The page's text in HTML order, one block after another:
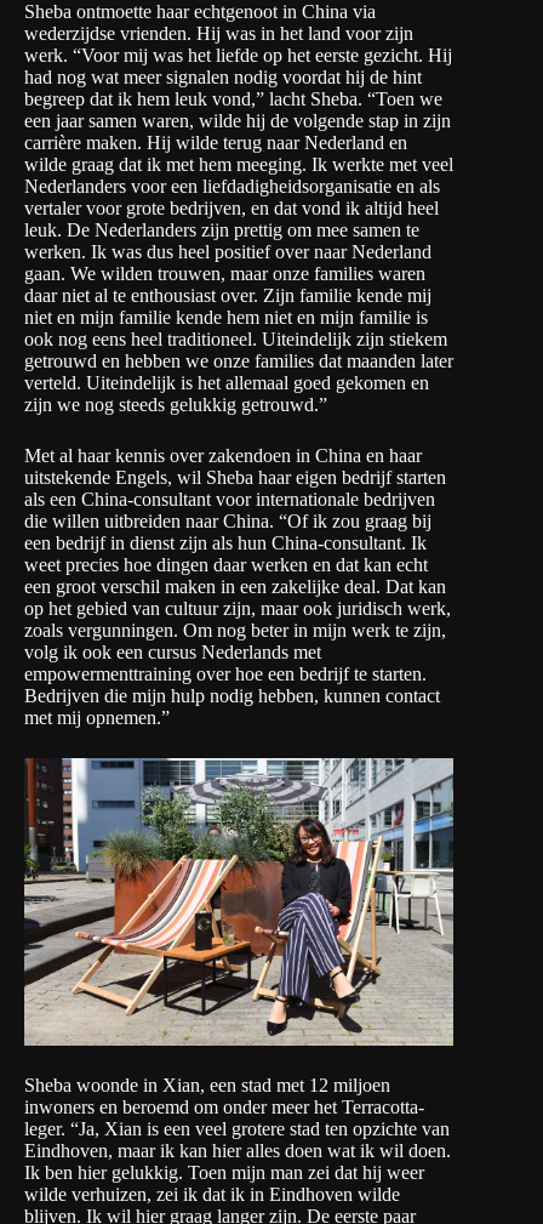
Sheba ontmoette haar echtgenoot in China via
wederzijdse vrienden. Hij was in het land voor zijn
werk. “Voor mij was het liefde op het eerste gezicht. Hij
had nog wat meer signalen nodig voordat hij de hint
begreep dat ik hem leuk vond,” lacht Sheba. “Toen we
een jaar samen waren, wilde hij de volgende stap in zijn
carrière maken. Hij wilde terug naar Nederland en
wilde graag dat ik met hem meeging. Ik werkte met veel
Nederlanders voor een liefdadigheidsorganisatie en als
vertaler voor grote bedrijven, en dat vond ik altijd heel
leuk. De Nederlanders zijn prettig om mee samen te
werken. Ik was dus heel positief over naar Nederland
gaan. We wilden trouwen, maar onze families waren
daar niet al te enthousiast over. Zijn familie kende mij
niet en mijn familie kende hem niet en mijn familie is
ook nog eens heel traditioneel. Uiteindelijk zijn stiekem
getrouwd en hebben we onze families dat maanden later
verteld. Uiteindelijk is het allemaal goed gekomen en
zijn we nog steeds gelukkig getrouwd.”
Met al haar kennis over zakendoen in China en haar
uitstekende Engels, wil Sheba haar eigen bedrijf starten
als een China-consultant voor internationale bedrijven
die willen uitbreiden naar China. “Of ik zou graag bij
een bedrijf in dienst zijn als hun China-consultant. Ik
weet precies hoe dingen daar werken en dat kan echt
een groot verschil maken in een zakelijke deal. Dat kan
op het gebied van cultuur zijn, maar ook juridisch werk,
zoals vergunningen. Om nog beter in mijn werk te zijn,
volg ik ook een cursus Nederlands met
empowermenttraining over hoe een bedrijf te starten.
Bedrijven die mijn hulp nodig hebben, kunnen contact
met mij opnemen.”
Sheba woonde in Xian, een stad met 12 miljoen
inwoners en beroemd om onder meer het Terracotta-
leger. “Ja, Xian is een veel grotere stad ten opzichte van
Eindhoven, maar ik kan hier alles doen wat ik wil doen.
Ik ben hier gelukkig. Toen mijn man zei dat hij weer
wilde verhuizen, zei ik dat ik in Eindhoven wilde
blijven. Ik wil hier graag langer zijn. De eerste paar